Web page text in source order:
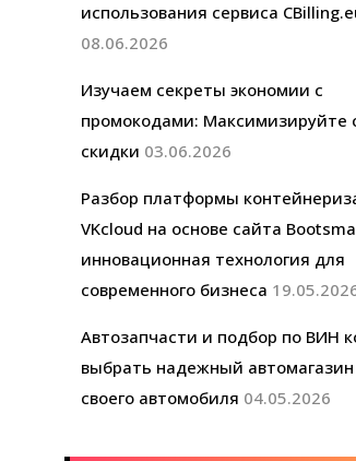
использования сервиса
08.06.2026
Изучаем секреты экономии с
промокодами: Максимизируйте
скидки 03.06.2026
Разбор платформы
VKcloud на основе сайта
инновационная технология для
современного бизнеса
Автозапчасти и подбор по ВИН
выбрать надежный
своего автомобиля 04.05.2026